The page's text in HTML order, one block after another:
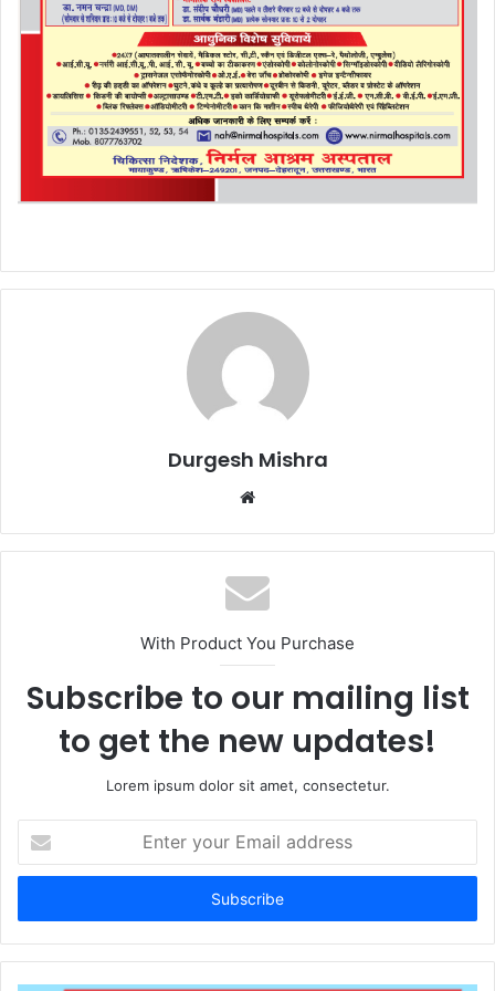
Durgesh Mishra
Website
With Product You Purchase
Subscribe to our mailing list
to get the new updates!
Lorem ipsum dolor sit amet, consectetur.
your
Email